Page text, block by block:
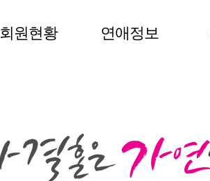
회원현황 연애정보